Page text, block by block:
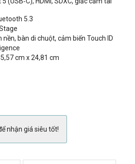
5.3
nền, bàn di chuột, cảm biến Touch ID
cm x 24,81 cm
nhận giá siêu tốt!